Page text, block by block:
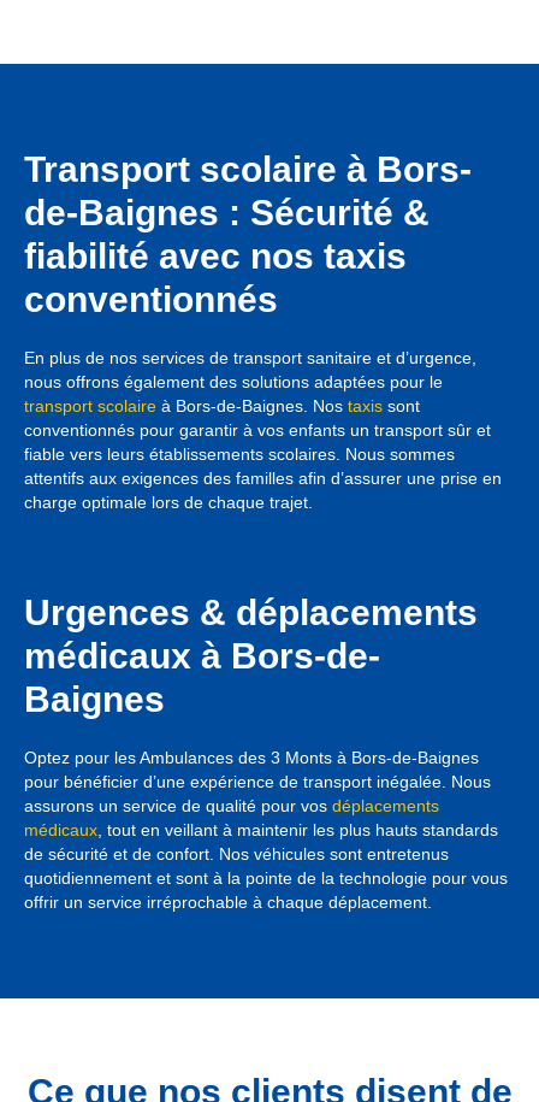
Transport scolaire à Bors-
de-Baignes : Sécurité &
fiabilité avec nos taxis
conventionnés
En plus de nos services de transport sanitaire et d’urgence,
nous offrons également des solutions adaptées pour le
transport scolaire à Bors-de-Baignes. Nos taxis sont
conventionnés pour garantir à vos enfants un transport sûr et
fiable vers leurs établissements scolaires. Nous sommes
attentifs aux exigences des familles afin d’assurer une prise en
charge optimale lors de chaque trajet.
Urgences & déplacements
médicaux à Bors-de-
Baignes
Optez pour les Ambulances des 3 Monts à Bors-de-Baignes
pour bénéficier d’une expérience de transport inégalée. Nous
assurons un service de qualité pour vos déplacements
médicaux, tout en veillant à maintenir les plus hauts standards
de sécurité et de confort. Nos véhicules sont entretenus
quotidiennement et sont à la pointe de la technologie pour vous
offrir un service irréprochable à chaque déplacement.
Ce que nos clients disent de